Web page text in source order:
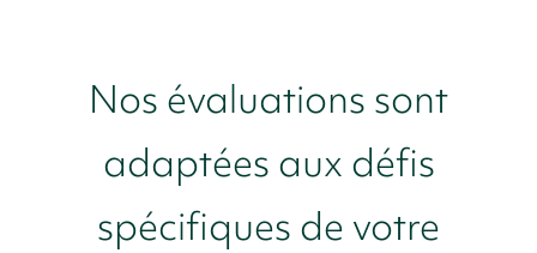
Nos évaluations sont
adaptées aux défis
spécifiques de votre